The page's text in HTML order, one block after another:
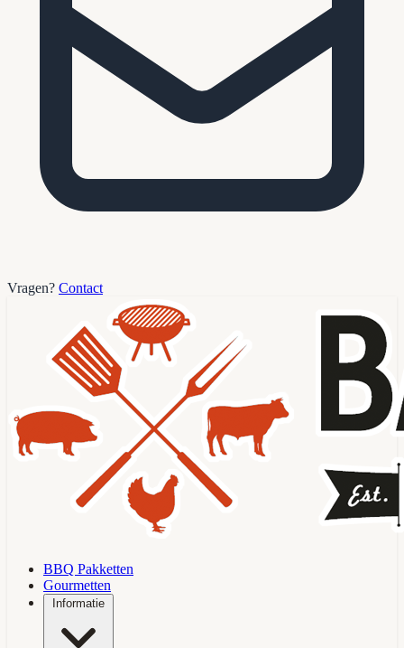
Vragen? Contact
BBQ Pakketten
Gourmetten
Informatie